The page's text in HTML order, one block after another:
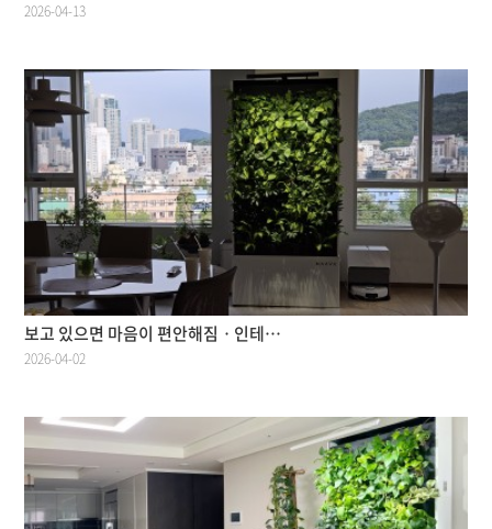
2026-04-13
보고 있으면 마음이 편안해짐ㆍ인테…
2026-04-02